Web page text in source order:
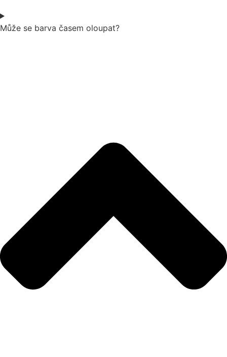
Může se barva časem oloupat?